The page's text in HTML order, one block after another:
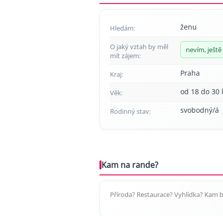
Hledám: ženu
O jaký vztah by měl
mít zájem:
nevím,
Kraj: Praha
Věk: od 18 do 30
Rodinný stav: svobodný/á
Kam na rande?
Příroda? Restaurace? Vyhlídka? Kam